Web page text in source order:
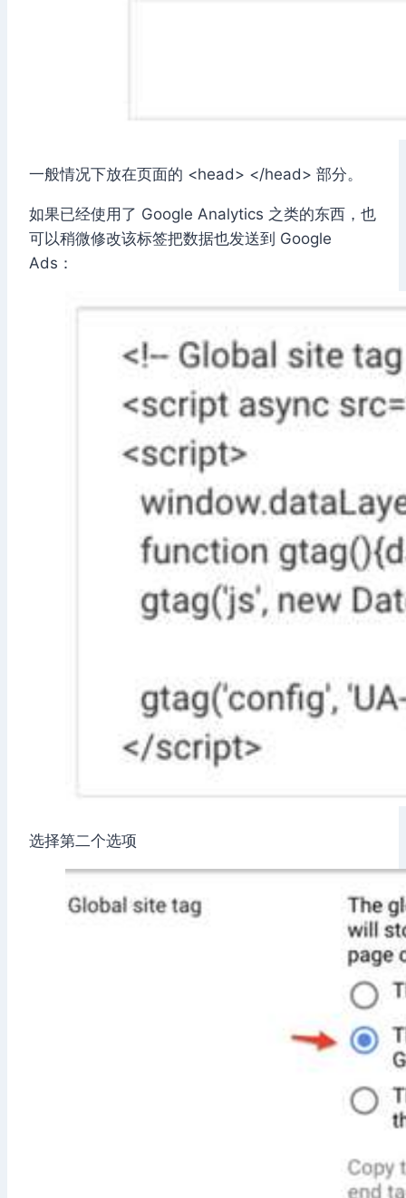
一般情况下放在页面的 <head> </head> 部分。
如果已经使用了 Google Analytics 之类的东西，也
可以稍微修改该标签把数据也发送到 Google
Ads：
选择第二个选项